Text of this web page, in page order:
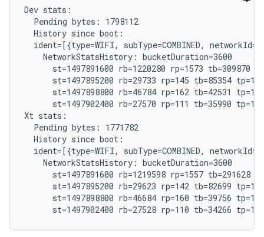
Dev stats:
  Pending bytes: 1798112
  History since boot:
ident=[{type=WIFI, subType=COMBINED,
    NetworkStatsHistory: bucketDuration=3600
st=1497891600 rb=1220280 rp=1573 tb=309870
st=1497895200 rb=29733 rp=145 tb=85354
st=1497898800 rb=46784 rp=162 tb=42531
st=1497902400 rb=27570 rp=111 tb=35990
Xt stats:
  Pending bytes: 1771782
  History since boot:
ident=[{type=WIFI, subType=COMBINED,
    NetworkStatsHistory: bucketDuration=3600
st=1497891600 rb=1219598 rp=1557 tb=291628
st=1497895200 rb=29623 rp=142 tb=82699
st=1497898800 rb=46684 rp=160 tb=39756